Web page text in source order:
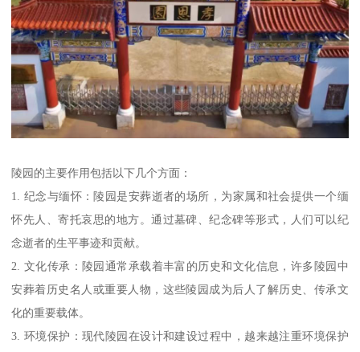
陵园的主要作用包括以下几个方面：
1. 纪念与缅怀：陵园是安葬逝者的场所，为家属和社会提供一个缅
怀先人、寄托哀思的地方。通过墓碑、纪念碑等形式，人们可以纪
念逝者的生平事迹和贡献。
2. 文化传承：陵园通常承载着丰富的历史和文化信息，许多陵园中
安葬着历史名人或重要人物，这些陵园成为后人了解历史、传承文
化的重要载体。
3. 环境保护：现代陵园在设计和建设过程中，越来越注重环境保护